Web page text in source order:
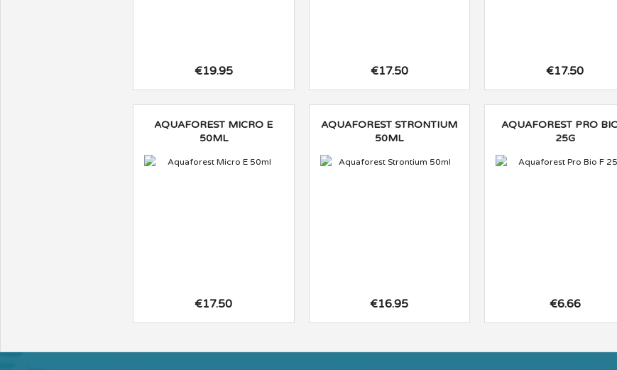
€19.95 €17.50 €17.50
AQUAFOREST MICRO E
50ML
€17.50
AQUAFOREST STRONTIUM
50ML
€16.95
AQUAFOREST PRO
25G
€6.66